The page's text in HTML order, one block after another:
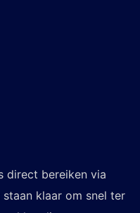
direct bereiken via
klaar om snel ter